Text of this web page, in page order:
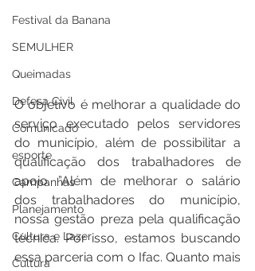
Festival da Banana
SEMULHER
Queimadas
Defesa Civil
Comunicado
esporte
Campanhas
Planejamento
Cultura e Lazer
Cultura
O objetivo é melhorar a qualidade do
serviço executado pelos servidores
do município, além de possibilitar a
qualificação dos trabalhadores de
apoio. ”Além de melhorar o salário
dos trabalhadores do município,
nossa gestão preza pela qualificação
técnica. Por isso, estamos buscando
essa parceria com o Ifac. Quanto mais